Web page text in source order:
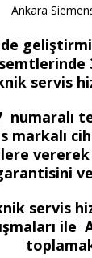
Ankara
servis
vererek
servis
ile